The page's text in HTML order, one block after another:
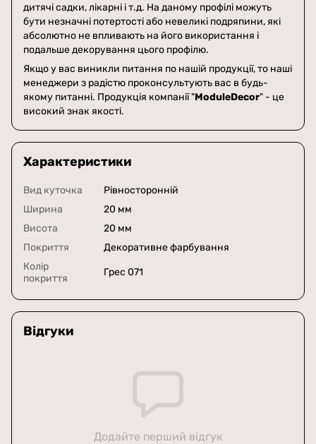
дитячі садки, лікарні і т.д. На даному профілі можуть
бути незначні потертості або невеликі подряпини, які
абсолютно не впливають на його використання і
подальше декорування цього профілю.
Якщо у вас виникли питання по нашій продукції, то наші
менеджери з радістю проконсультують вас в будь-
якому питанні. Продукція компанії "ModuleDecor" - це
високий знак якості.
Характеристики
Вид куточка
Рівносторонній
Ширина
20 мм
Висота
20 мм
Покриття
Декоративне фарбування
Колір
покриття
Грес 071
Відгуки
Додайте перший відгук